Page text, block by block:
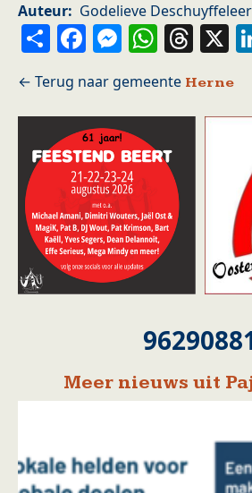
Auteur Godelieve Deschuyffeleer
ShareFacebook X
Herne
Meer nieuws uit